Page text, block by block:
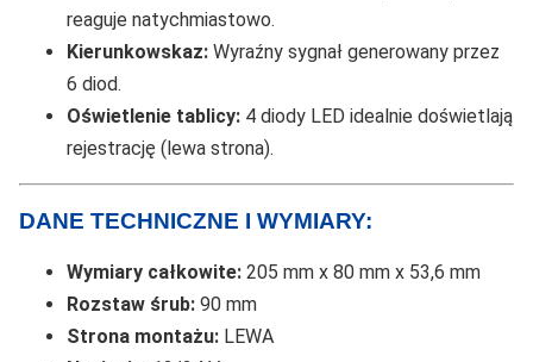
reaguje natychmiastowo.
Kierunkowskaz: Wyraźny sygnał generowany przez
6 diod.
Oświetlenie tablicy: 4 diody LED idealnie doświetlają
rejestrację (lewa strona).
DANE TECHNICZNE I WYMIARY:
Wymiary całkowite: 205 mm x 80 mm x 53,6 mm
Rozstaw śrub: 90 mm
Strona montażu: LEWA